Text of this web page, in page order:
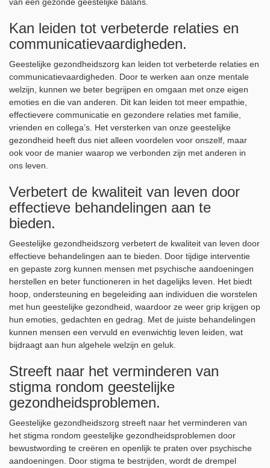
Kan leiden tot verbeterde relaties en
communicatievaardigheden.
Geestelijke gezondheidszorg kan leiden tot verbeterde relaties en
communicatievaardigheden. Door te werken aan onze mentale
welzijn, kunnen we beter begrijpen en omgaan met onze eigen
emoties en die van anderen. Dit kan leiden tot meer empathie,
effectievere communicatie en gezondere relaties met familie,
vrienden en collega’s. Het versterken van onze geestelijke
gezondheid heeft dus niet alleen voordelen voor onszelf, maar
ook voor de manier waarop we verbonden zijn met anderen in
ons leven.
Verbetert de kwaliteit van leven door
effectieve behandelingen aan te
bieden.
Geestelijke gezondheidszorg verbetert de kwaliteit van leven door
effectieve behandelingen aan te bieden. Door tijdige interventie
en gepaste zorg kunnen mensen met psychische aandoeningen
herstellen en beter functioneren in het dagelijks leven. Het biedt
hoop, ondersteuning en begeleiding aan individuen die worstelen
met hun geestelijke gezondheid, waardoor ze weer grip krijgen op
hun emoties, gedachten en gedrag. Met de juiste behandelingen
kunnen mensen een vervuld en evenwichtig leven leiden, wat
bijdraagt aan hun algehele welzijn en geluk.
Streeft naar het verminderen van
stigma rondom geestelijke
gezondheidsproblemen.
Geestelijke gezondheidszorg streeft naar het verminderen van
het stigma rondom geestelijke gezondheidsproblemen door
bewustwording te creëren en openlijk te praten over psychische
aandoeningen. Door stigma te bestrijden, wordt de drempel